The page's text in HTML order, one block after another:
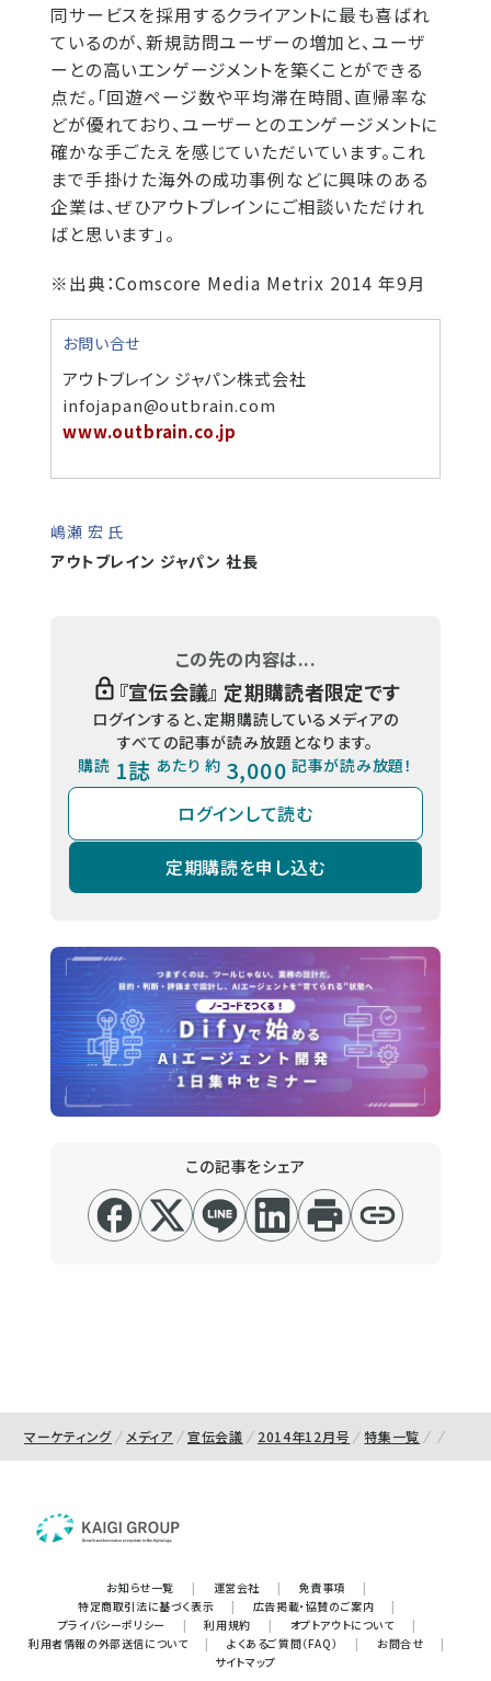
同サービスを採用するクライアントに最も喜ばれ
ているのが、新規訪問ユーザーの増加と、ユーザ
ーとの高いエンゲージメントを築くことができる
点だ。「回遊ページ数や平均滞在時間、直帰率な
どが優れており、ユーザーとのエンゲージメントに
確かな手ごたえを感じていただいています。これ
まで手掛けた海外の成功事例などに興味のある
企業は、ぜひアウトブレインにご相談いただけれ
ばと思います」。
※出典：Comscore Media Metrix 2014 年9月
お問い合せ
アウトブレイン ジャパン株式会社
infojapan@outbrain.com
www.outbrain.co.jp
嶋瀬 宏 氏
アウトブレイン ジャパン 社長
この先の内容は...
『宣伝会議』 定期購読者限定です
ログインすると、定期購読しているメディアの
すべての記事が読み放題となります。
購読 1誌 あたり 約 3,000 記事が読み放題！
ログインして読む
定期購読を申し込む
この記事をシェア
マーケティング メディア 宣伝会議 2014年12月号 特集一覧
お知らせ一覧 | 運営会社 | 免責事項
|
特定商取引法に基づく表示
| 広告掲載・協賛のご案内
|
プライバシーポリシー
| 利用規約 | オプトアウトについて
|
利用者情報の外部送信について
| よくあるご質問（FAQ） | お問合せ
|
サイトマップ